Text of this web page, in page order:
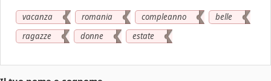
b
l
vacanza romania compleanno
belle
ragazze
donne estate